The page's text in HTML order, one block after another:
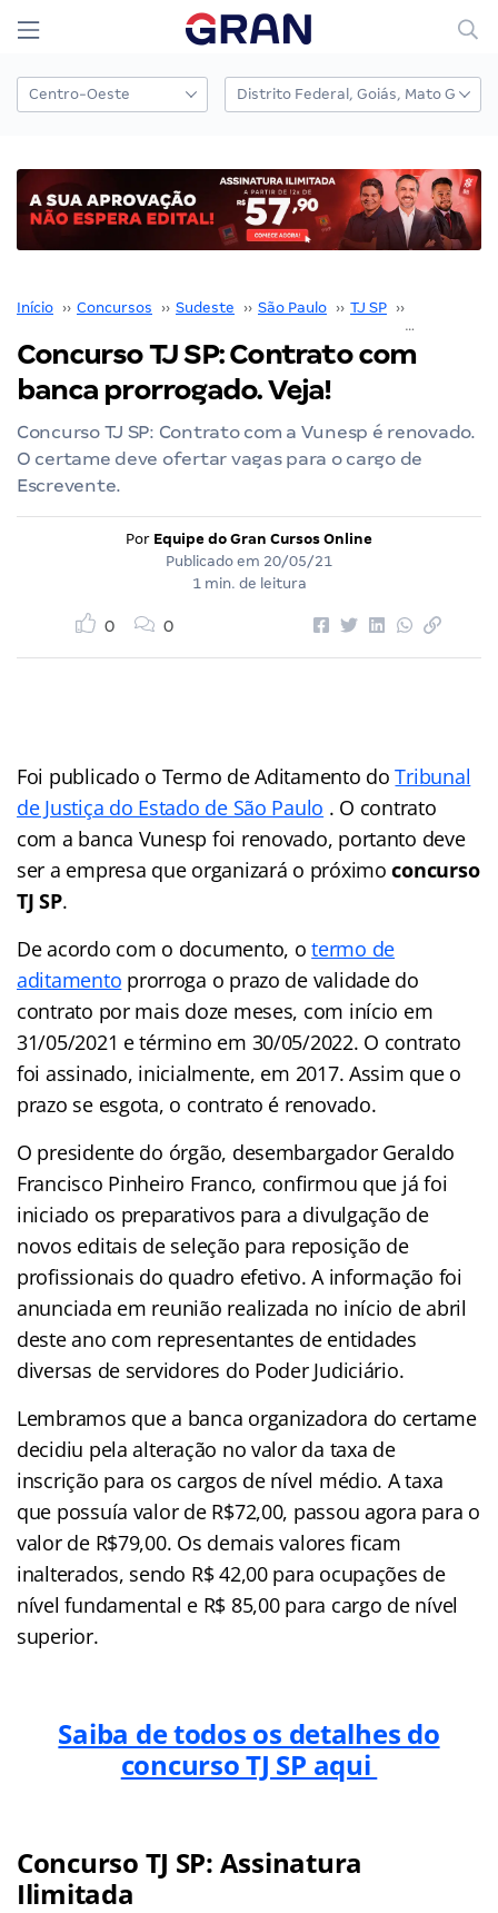
Início ›› Concursos ›› Sudeste ›› São Paulo ›› TJ SP ››
Concurso TJ SP: Contrato com
banca prorrogado. Veja!
Concurso TJ SP: Contrato com a Vunesp é renovado.
O certame deve ofertar vagas para o cargo de
Escrevente.
Por Equipe do Gran Cursos Online
Publicado em 20/05/21
1 min. de leitura
0 0
Foi publicado o Termo de Aditamento doTribunal
de Justiça do Estado de São Paulo . O contrato
com a banca Vunesp foi renovado, portanto deve
ser a empresa que organizará o próximoconcurso
TJ SP.
De acordo com o documento, otermo de
aditamento prorroga o prazo de validade do
contrato por mais doze meses, com início em
31/05/2021 e término em 30/05/2022. O contrato
foi assinado, inicialmente, em 2017. Assim que o
prazo se esgota, o contrato é renovado.
O presidente do órgão, desembargador Geraldo
Francisco Pinheiro Franco, confirmou que já foi
iniciado os preparativos para a divulgação de
novos editais de seleção para reposição de
profissionais do quadro efetivo. A informação foi
anunciada em reunião realizada no início de abril
deste ano com representantes de entidades
diversas de servidores do Poder Judiciário.
Lembramos que a banca organizadora do certame
decidiu pela alteração no valor da taxa de
inscrição para os cargos de nível médio. A taxa
que possuía valor de R$72,00, passou agora para o
valor de R$79,00. Os demais valores ficam
inalterados, sendo R$ 42,00 para ocupações de
nível fundamental e R$ 85,00 para cargo de nível
superior.
Saiba de todos os detalhes do
concurso TJ SP aqui
Concurso TJ SP: Assinatura
Ilimitada